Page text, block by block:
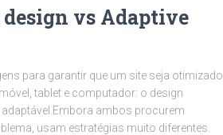
design vs Adaptive
para garantir que um site seja otimizado
tablet e computador: o design
ambos procurem
usam estratégias muito diferentes.